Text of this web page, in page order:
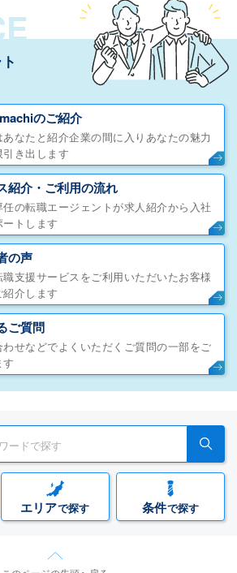
のご紹介
なたと紹介企業の間に入りあなたの魅力
引き出します
紹介・ご利用の流れ
の転職エージェントが求人紹介から入社
ートします
の声
支援サービスをご利用いただいたお客様
介します
ご質問
わせなどでよくいただくご質問の一部をご
エリアで探す 条件で探す